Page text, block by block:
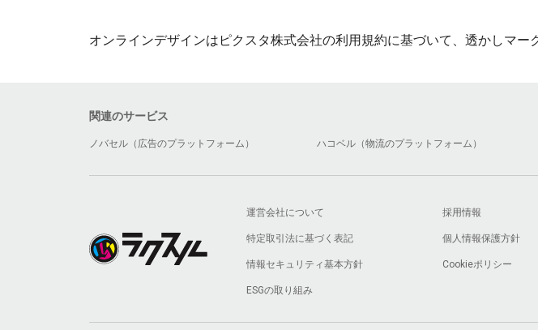
オンラインデザインはピクスタ株式会社の利用規約に基づいて、透かしマー
関連のサービス
ノバセル（広告のプラットフォーム） ハコベル（物流のプラットフォーム）
運営会社について 採用情報
特定取引法に基づく表記 個人情報保護方針
情報セキュリティ基本方針 Cookieポリシー
ESGの取り組み